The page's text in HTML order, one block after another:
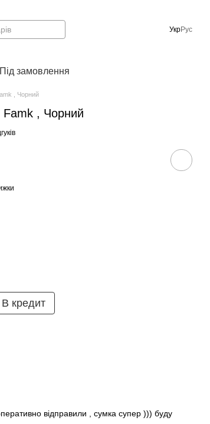
УкрРус
Під замовлення
, Чорний
Famk , Чорний
В кредит
вiдправили , сумка супер ))) буду